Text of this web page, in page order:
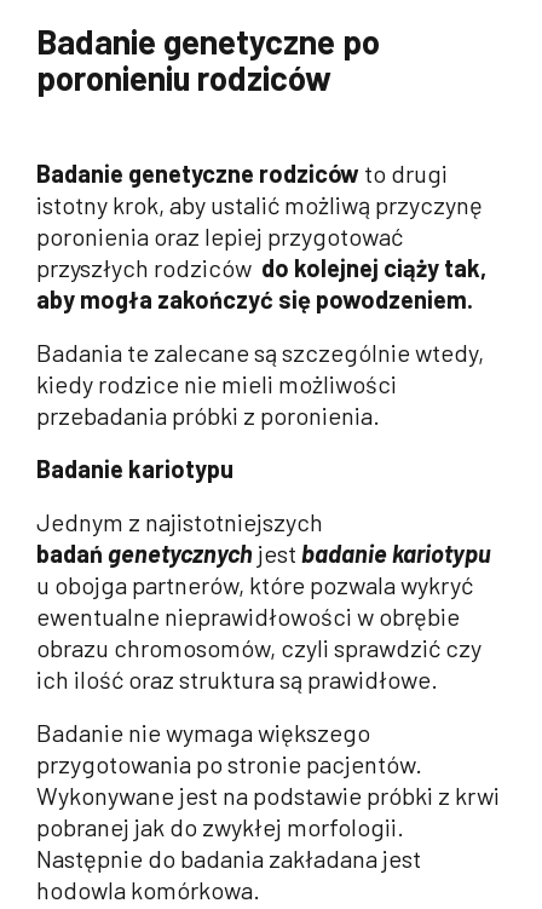
Badanie genetyczne po
poronieniu rodziców
Badanie genetyczne rodziców to drugi
istotny krok, aby ustalić możliwą przyczynę
poronienia oraz lepiej przygotować
przyszłych rodziców do kolejnej ciąży tak,
aby mogła zakończyć się powodzeniem.
Badania te zalecane są szczególnie wtedy,
kiedy rodzice nie mieli możliwości
przebadania próbki z poronienia.
Badanie kariotypu
Jednym z najistotniejszych
badań genetycznych jest badanie kariotypu
u obojga partnerów, które pozwala wykryć
ewentualne nieprawidłowości w obrębie
obrazu chromosomów, czyli sprawdzić czy
ich ilość oraz struktura są prawidłowe.
Badanie nie wymaga większego
przygotowania po stronie pacjentów.
Wykonywane jest na podstawie próbki z krwi
pobranej jak do zwykłej morfologii.
Następnie do badania zakładana jest
hodowla komórkowa.